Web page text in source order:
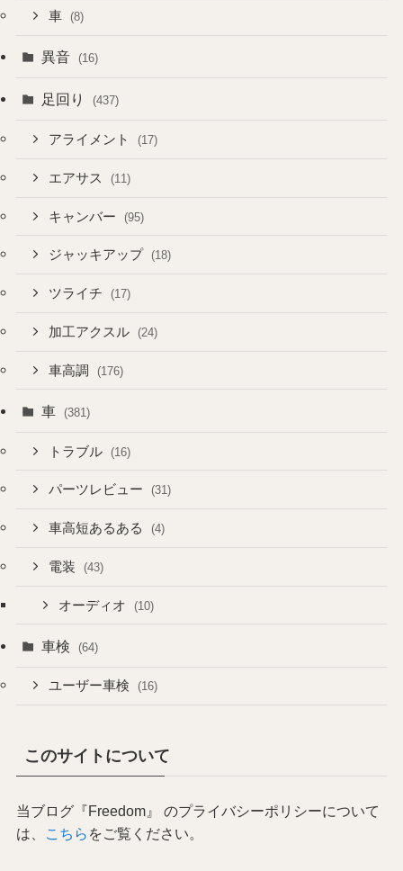
車 (8)
異音 (16)
足回り (437)
アライメント (17)
エアサス (11)
キャンバー (95)
ジャッキアップ (18)
ツライチ (17)
加工アクスル (24)
車高調 (176)
車 (381)
トラブル (16)
パーツレビュー (31)
車高短あるある (4)
電装 (43)
オーディオ (10)
車検 (64)
ユーザー車検 (16)
このサイトについて
当ブログ『Freedom』 のプライバシーポリシーについて
は、
こちら をご覧ください。